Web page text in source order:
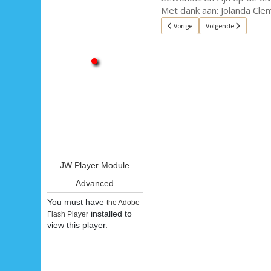
JW Player Module
Advanced
You must havethe Adobe
Flash Player installed to
view this player.
Met dank aan: Jolanda
Vorig artikel: Single van de week 45
Vorige Volgende artikel:
Volgende